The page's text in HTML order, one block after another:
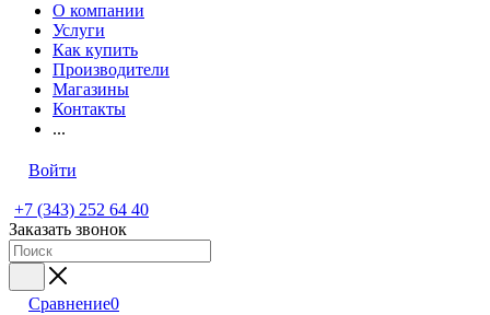
О компании
Услуги
Как купить
Производители
Магазины
Контакты
...
Войти
+7 (343) 252 64 40
Заказать звонок
Сравнение0